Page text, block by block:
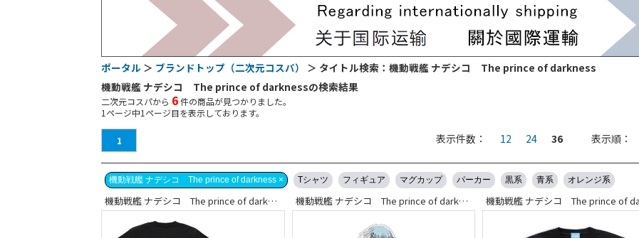
ポータル ＞ ブランドトップ（二次元コスパ）
＞ タイトル検索：機動戦艦 ナデシコ The prince of darkness
機動戦艦 ナデシコ The prince of darknessの検索結果
二次元コスパから 6件の商品が見つかりました。
1 ページ中1 ページ目を表示しております。
1 表示件数： 12 24 36 表示順：
機動戦艦 ナデシコ The prince of darkness × Tシャツ フィギュア マグカップ パーカー 黒系 青系 オレンジ系
機動戦艦 ナデシコ The prince of darkness 機動戦艦 ナデシコ The prince of darkness